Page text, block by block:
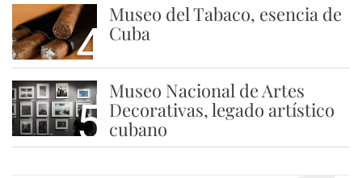
4
Museo del Tabaco, esencia de
Cuba
5
Museo Nacional de Artes
Decorativas, legado artístico
cubano